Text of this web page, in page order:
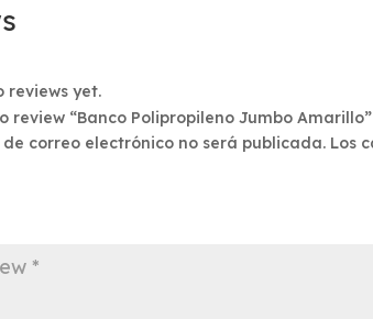
reviews yet.
review “Banco Polipropileno Jumbo Amarillo”
correo electrónico no será publicada. Los